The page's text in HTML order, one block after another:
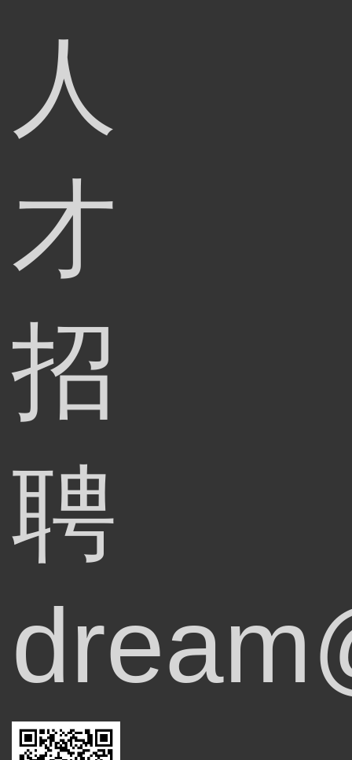
人
才
招
聘